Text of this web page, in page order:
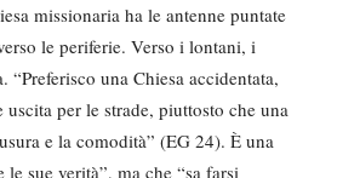
missionaria ha le antenne puntate
le periferie. Verso i lontani, i
una Chiesa accidentata,
uscita per le strade, piuttosto che una
e la comodità” (EG 24). È una
sue verità”, ma che “sa farsi